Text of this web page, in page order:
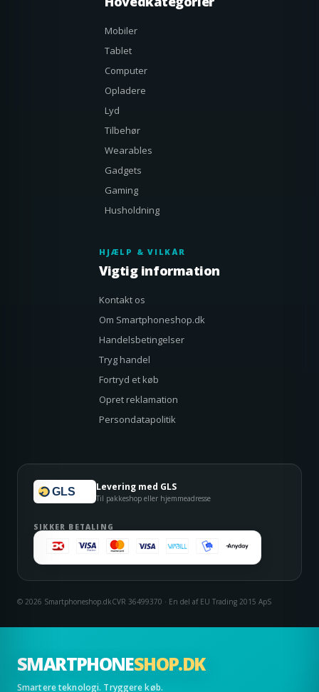
SMARTPHONESHOP.DK
Smartere teknologi. Tryggere køb.
Mobiler
Tablet
Computer
Opladere
Lyd
Tilbehør
Wearables
Gadgets
Gaming
Husholdning
HJÆLP & VILKÅR
Vigtig information
Kontakt os
Om Smartphoneshop.dk
Handelsbetingelser
Tryg handel
Fortryd et køb
Opret reklamation
Persondatapolitik
GLS Levering med GLS
Til pakkeshop eller hjemmeadresse
SIKKER BETALING
© 2026 Smartphoneshop.dkCVR 36499370 · En del af EU Trading 2015 ApS